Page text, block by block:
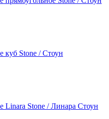
куб Stone / Стоун
Linara Stone / Линара Стоун